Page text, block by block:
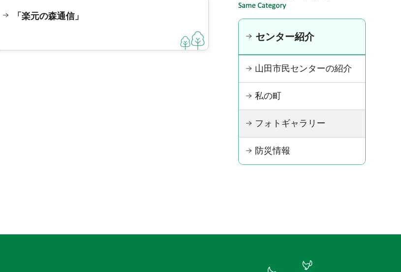
「楽元の森通信」
センター紹介
山田市民センターの紹介
私の町
フォトギャラリー
防災情報